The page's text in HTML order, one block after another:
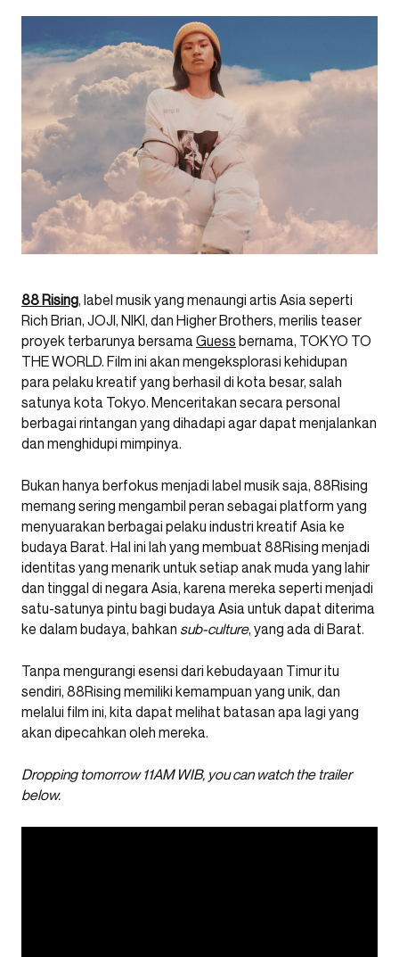
88 Rising, label musik yang menaungi artis Asia seperti
Rich Brian, JOJI, NIKI, dan Higher Brothers, merilis teaser
proyek terbarunya bersama Guess bernama, TOKYO TO
THE WORLD. Film ini akan mengeksplorasi kehidupan
para pelaku kreatif yang berhasil di kota besar, salah
satunya kota Tokyo. Menceritakan secara personal
berbagai rintangan yang dihadapi agar dapat menjalankan
dan menghidupi mimpinya.
Bukan hanya berfokus menjadi label musik saja, 88Rising
memang sering mengambil peran sebagai platform yang
menyuarakan berbagai pelaku industri kreatif Asia ke
budaya Barat. Hal ini lah yang membuat 88Rising menjadi
identitas yang menarik untuk setiap anak muda yang lahir
dan tinggal di negara Asia, karena mereka seperti menjadi
satu-satunya pintu bagi budaya Asia untuk dapat diterima
ke dalam budaya, bahkan sub-culture, yang ada di Barat.
Tanpa mengurangi esensi dari kebudayaan Timur itu
sendiri, 88Rising memiliki kemampuan yang unik, dan
melalui film ini, kita dapat melihat batasan apa lagi yang
akan dipecahkan oleh mereka.
Dropping tomorrow 11AM WIB, you can watch the trailer
below.